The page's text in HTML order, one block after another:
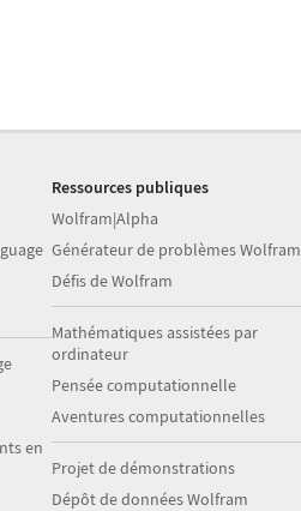
en
Ressources publiques
Wolfram|Alpha
Générateur de problèmes Wolfram
Défis de Wolfram
Mathématiques assistées par
ordinateur
Pensée computationnelle
Aventures computationnelles
Projet de démonstrations
Dépôt de données Wolfram